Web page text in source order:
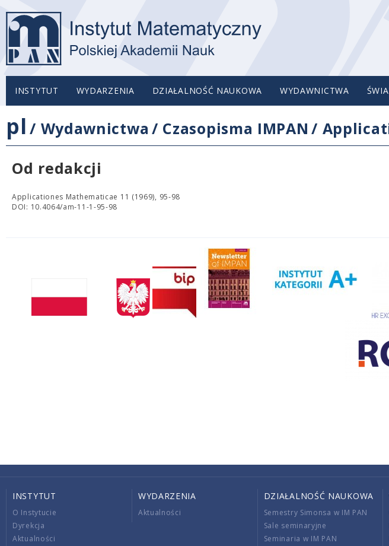
INSTYTUT WYDARZENIA DZIAŁALNOŚĆ NAUKOWA WYDAWNICTWA
pl / Wydawnictwa / Czasopisma IMPAN /
Od redakcji
Applicationes Mathematicae 11 (1969), 95-98
DOI: 10.4064/am-11-1-95-98
INSTYTUT
O Instytucie
Dyrekcja
Aktualności
WYDARZENIA
Aktualności
DZIAŁALNOŚĆ NAUKOWA
Semestry Simonsa w IM PAN
Sale seminaryjne
Seminaria w IM PAN